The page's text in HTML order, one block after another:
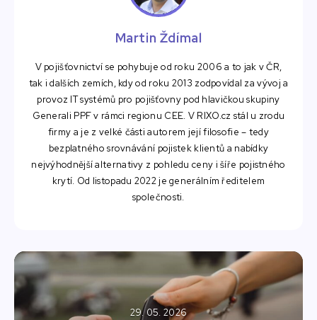
Martin Ždímal
V pojišťovnictví se pohybuje od roku 2006 a to jak v ČR,
tak i dalších zemích, kdy od roku 2013 zodpovídal za vývoj a
provoz IT systémů pro pojišťovny pod hlavičkou skupiny
Generali PPF v rámci regionu CEE. V RIXO.cz stál u zrodu
firmy a je z velké části autorem její filosofie – tedy
bezplatného srovnávání pojistek klientů a nabídky
nejvýhodnější alternativy z pohledu ceny i šíře pojistného
krytí. Od listopadu 2022 je generálním ředitelem
společnosti.
29. 05. 2026